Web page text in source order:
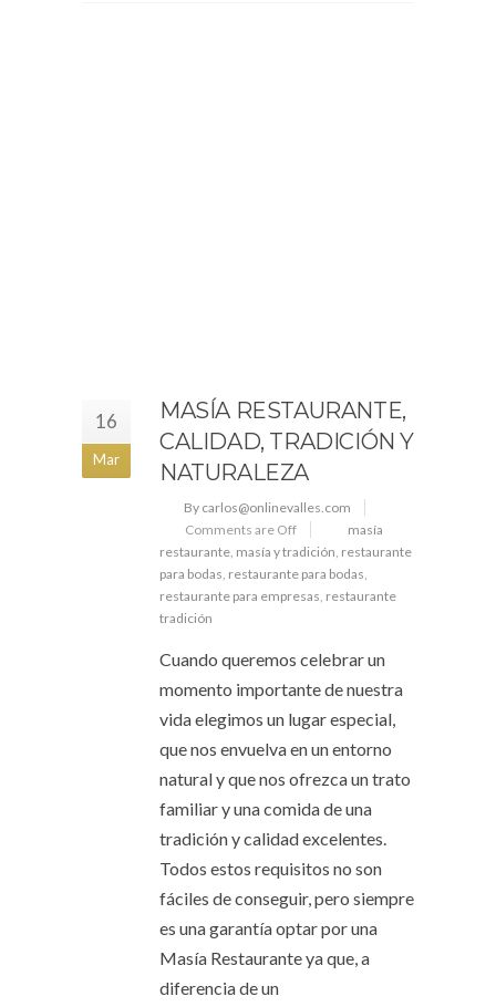
16
Mar
MASÍA RESTAURANTE,
CALIDAD, TRADICIÓN Y
NATURALEZA
By carlos@onlinevalles.com
Comments are Off
masía
restaurante, masía y tradición, restaurante
para bodas, restaurante para bodas,
restaurante para empresas, restaurante
tradición
Cuando queremos celebrar un
momento importante de nuestra
vida elegimos un lugar especial,
que nos envuelva en un entorno
natural y que nos ofrezca un trato
familiar y una comida de una
tradición y calidad excelentes.
Todos estos requisitos no son
fáciles de conseguir, pero siempre
es una garantía optar por una
Masía Restaurante ya que, a
diferencia de un